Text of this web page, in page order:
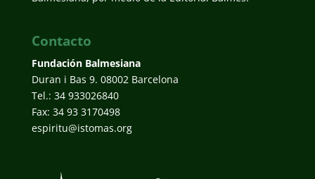
Contacto
Fundación Balmesiana
Duran i Bas 9. 08002 Barcelona
Tel.: 34 933026840
Fax: 34 93 3170498
espiritu@istomas.org